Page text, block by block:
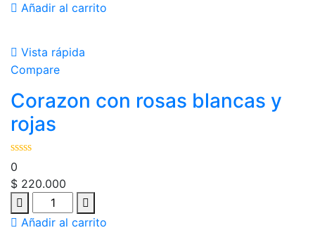
Añadir al carrito
Vista rápida
Compare
Corazon con rosas blancas y
rojas
0
$ 220.000
Añadir al carrito